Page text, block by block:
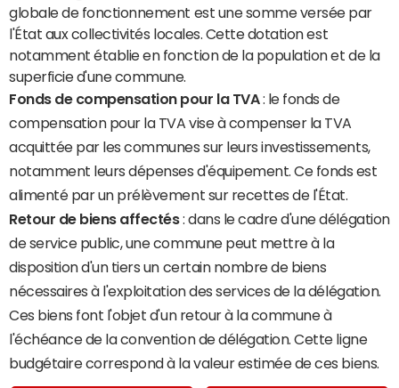
globale de fonctionnement est une somme versée par
l'État aux collectivités locales. Cette dotation est
notamment établie en fonction de la population et de la
superficie d'une commune.
Fonds de compensation pour la TVA: le fonds de
compensation pour la TVA vise à compenser la TVA
acquittée par les communes sur leurs investissements,
notamment leurs dépenses d'équipement. Ce fonds est
alimenté par un prélèvement sur recettes de l'État.
Retour de biens affectés: dans le cadre d'une délégation
de service public, une commune peut mettre à la
disposition d'un tiers un certain nombre de biens
nécessaires à l'exploitation des services de la délégation.
Ces biens font l'objet d'un retour à la commune à
l'échéance de la convention de délégation. Cette ligne
budgétaire correspond à la valeur estimée de ces biens.